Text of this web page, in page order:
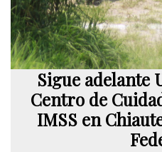
Sigue adelante
Centro de
IMSS en